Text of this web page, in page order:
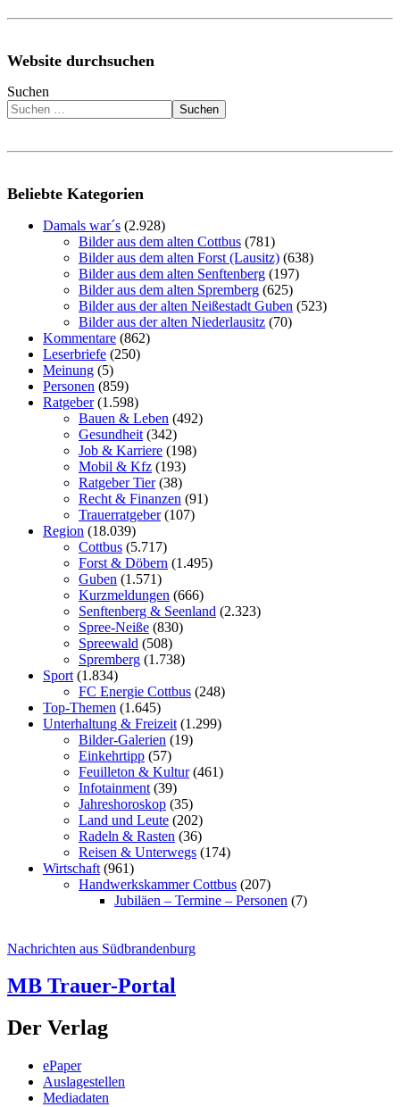
Website durchsuchen
Suchen
Suchen
Beliebte Kategorien
Damals war´s (2.928)
Bilder aus dem alten Cottbus (781)
Bilder aus dem alten Forst (Lausitz) (638)
Bilder aus dem alten Senftenberg (197)
Bilder aus dem alten Spremberg (625)
Bilder aus der alten Neißestadt Guben (523)
Bilder aus der alten Niederlausitz (70)
Kommentare (862)
Leserbriefe (250)
Meinung (5)
Personen (859)
Ratgeber(1.598)
Bauen & Leben (492)
Gesundheit (342)
Job & Karriere (198)
Mobil & Kfz (193)
Ratgeber Tier(38)
Recht & Finanzen (91)
Trauerratgeber(107)
Region (18.039)
Cottbus (5.717)
Forst & Döbern (1.495)
Guben (1.571)
Kurzmeldungen (666)
Senftenberg & Seenland (2.323)
Spree-Neiße (830)
Spreewald (508)
Spremberg (1.738)
Sport (1.834)
FC Energie Cottbus (248)
Top-Themen (1.645)
Unterhaltung & Freizeit (1.299)
Bilder-Galerien (19)
Einkehrtipp (57)
Feuilleton & Kultur(461)
Infotainment (39)
Jahreshoroskop (35)
Land und Leute (202)
Radeln & Rasten (36)
Reisen & Unterwegs (174)
Wirtschaft (961)
Handwerkskammer Cottbus (207)
Jubiläen – Termine – Personen (7)
Nachrichten aus Südbrandenburg
MB Trauer-Portal
Der Verlag
ePaper
Auslagestellen
Mediadaten